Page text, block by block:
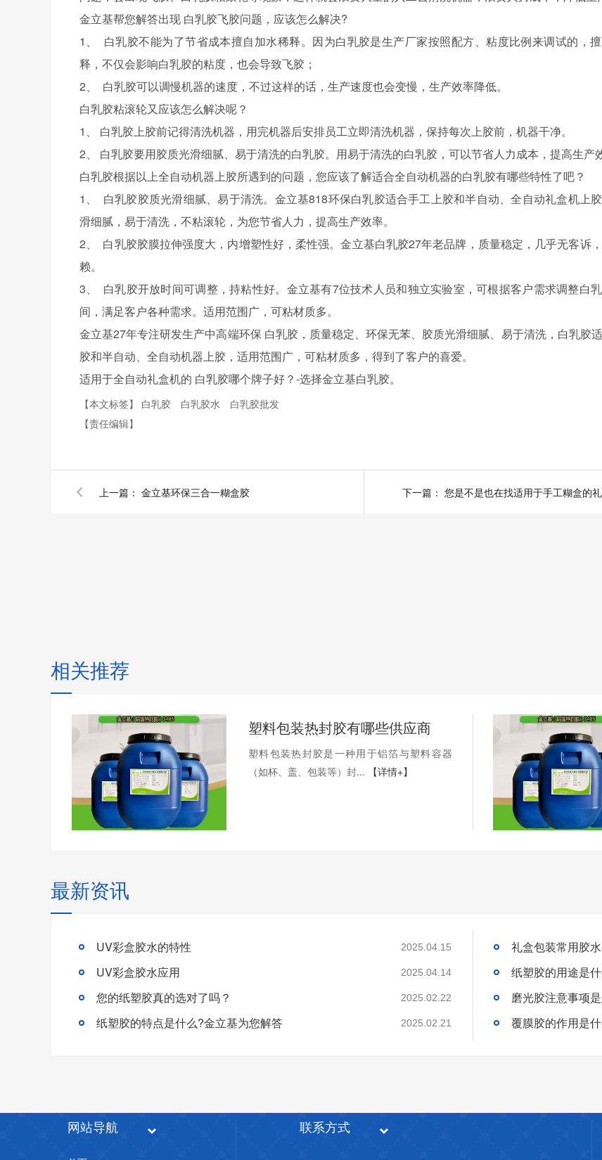
金立基帮您解答出现 白乳胶飞胶问题，应该怎么解决?
1、 白乳胶不能为了节省成本擅自加水稀释。因为白乳胶是生产厂家按照配方、粘度比例来调试的，
释，不仅会影响白乳胶的粘度，也会导致飞胶；
2、 白乳胶可以调慢机器的速度，不过这样的话，生产速度也会变慢，生产效率降低。
白乳胶粘滚轮又应该怎么解决呢？
1、 白乳胶上胶前记得清洗机器，用完机器后安排员工立即清洗机器，保持每次上胶前，机器干净。
2、 白乳胶要用胶质光滑细腻、易于清洗的白乳胶。用易于清洗的白乳胶 ，可以节省人力成本，提高生产
白乳胶根据以上全自动机器上胶所遇到的问题，您应该了解适合全自动机器的白乳胶有哪些特性了吧？
1、 白乳胶胶质光滑细腻、易于清洗。金立基818环保白乳胶适合手工上胶和半自动、全自动礼盒机上
滑细腻，易于清洗，不粘滚轮，为您节省人力，提高生产效率。
2、 白乳胶胶膜拉伸强度大，内增塑性好，柔性强。金立基白乳胶27年老品牌，质量稳定，几乎无客诉
赖。
3、 白乳胶开放时间可调整，持粘性好。金立基有7位技术人员和独立实验室，可根据客户需求调整白
间，满足客户各种需求。适用范围广，可粘材质多。
金立基27年专注研发生产中高端环保 白乳胶，质量稳定、环保无苯、胶质光滑细腻、易于清洗， 白乳胶
胶和半自动、全自动机器上胶，适用范围广，可粘材质多，得到了客户的喜爱。
适用于全自动礼盒机的 白乳胶哪个牌子好？-选择金立基白乳胶。
【本文标签】 白乳胶 白乳胶水
白乳胶批发
【责任编辑】
上一篇： 金立基环保三合一糊盒胶 下一篇：
相关推荐
塑料包装热封胶有哪些供应商
塑料包装热封胶是一种用于铝箔与塑料容器
（如杯、盖、包装等）封...
【详情+】
最新资讯
UV彩盒胶水的特性 2025.04.15
UV彩盒胶水应用 2025.04.14
您的纸塑胶真的选对了吗？ 2025.02.22
纸塑胶的特点是什么?金立基为您解答 2025.02.21
礼盒包装常用胶
纸塑胶的用途是
磨光胶注意事项
覆膜胶的作用是
网站导航 联系方式